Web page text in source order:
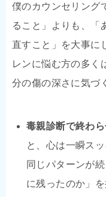
僕のカウンセリング
ること」よりも、「
直すこと」を大事に
レンに悩む方の多く
分の傷の深さに気づ
毒親診断で終わ
と、心は一瞬ス
同じパターンが
に残ったのか」を